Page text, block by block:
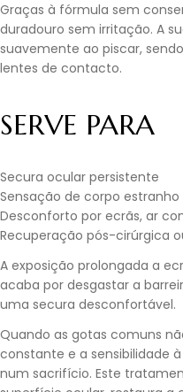
Graças à fórmula sem
duradouro sem irritação. A
suavemente ao piscar,
lentes de contacto.
SERVE PARA
Secura ocular persistente
Sensação de corpo
Desconforto por ecrãs, ar
Recuperação pós-cirúrgica
A exposição prolongada a
acaba por desgastar a
uma secura desconfortável.
Quando as gotas comuns
constante e a sensibilidade
num sacrifício. Este